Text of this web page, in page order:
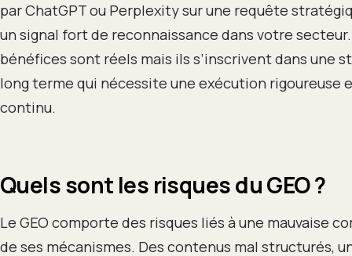
par ChatGPT ou Perplexity sur une requête
un signal fort de reconnaissance dans votre
bénéfices sont réels mais ils s’inscrivent dans une
long terme qui nécessite une exécution rigoureuse
continu.
Quels sont les risques du GEO ?
Le GEO comporte des risques liés à une mauvaise
de ses mécanismes. Des contenus mal structurés,